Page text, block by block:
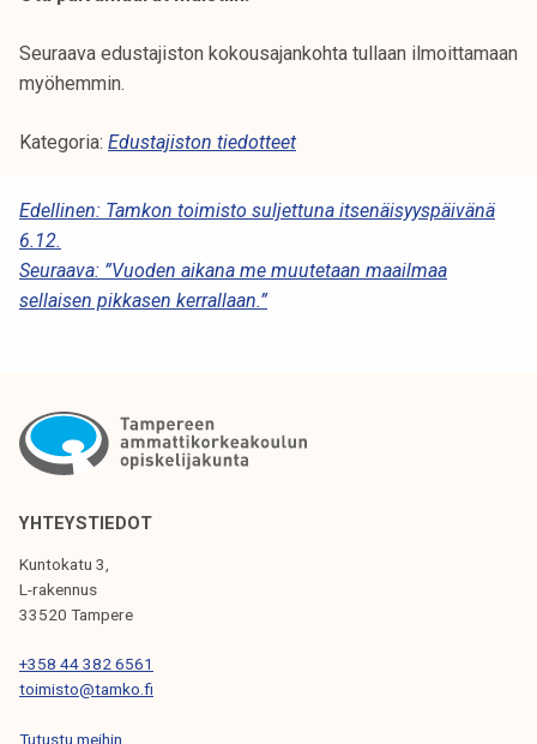
Seuraava edustajiston kokousajankohta tullaan ilmoittamaan
myöhemmin.
Kategoria: Edustajiston tiedotteet
A
R
T
K
E
I
E
N
S
E
L
Edellinen: Tamkon toimisto suljettuna itsenäisyyspäivänä
6.12.
Seuraava: ”Vuoden aikana me muutetaan maailmaa
sellaisen pikkasen kerrallaan.”
YHTEYSTIEDOT
Kuntokatu 3,
L-rakennus
33520 Tampere
+358 44 382 6561
toimisto@tamko.fi
Tutustu meihin